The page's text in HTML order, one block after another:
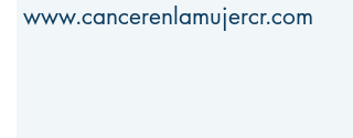
www.cancerenlamujercr.com